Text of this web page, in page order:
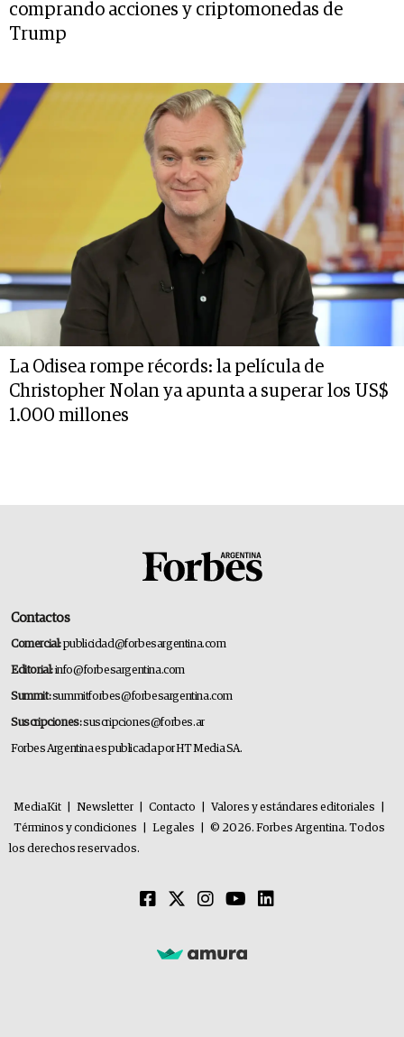
comprando acciones y criptomonedas de
Trump
La Odisea rompe récords: la película de
Christopher Nolan ya apunta a superar los US$
1.000 millones
Contactos
Comercial:publicidad@forbesargentina.com
Editorial:info@forbesargentina.com
Summit:summitforbes@forbesargentina.com
Suscripciones:suscripciones@forbes.ar
Forbes Argentina es publicada por HT Media SA.
MediaKit Newsletter Contacto Valores y estándares editoriales
Términos y condiciones
Legales
© 2026. Forbes Argentina. Todos
los derechos reservados.